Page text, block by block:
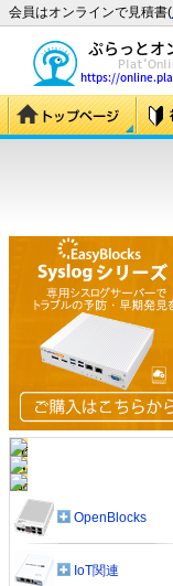
会員はオンラインで見積書(
OpenBlocks
IoT関連